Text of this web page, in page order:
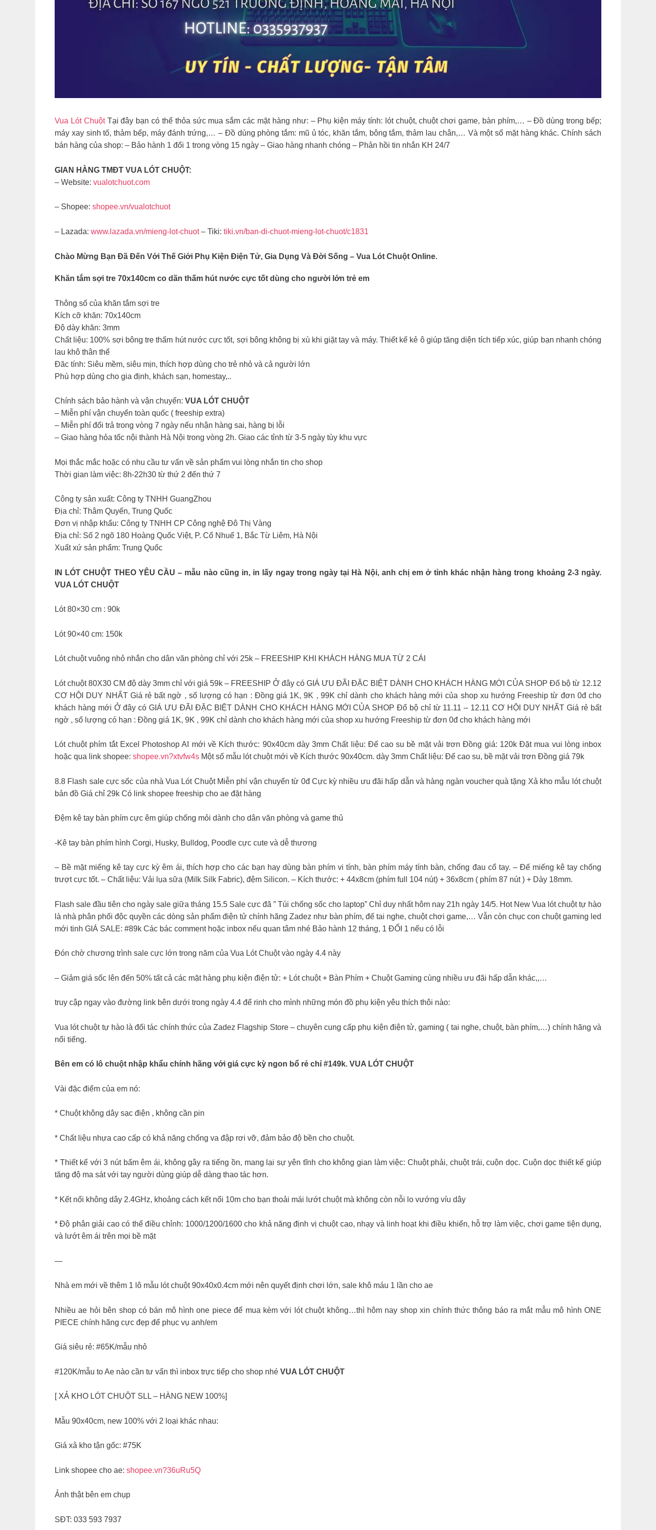
Vua Lót ChuộtTại đây bạn có thể thỏa sức mua sắm các mặt hàng như: – Phụ kiện máy tính: lót chuột, chuột chơi game, bàn phím,… – Đồ dùng trong bếp;
máy xay sinh tố, thảm bếp, máy đánh trứng,… – Đồ dùng phòng tắm: mũ ủ tóc, khăn tắm, bông tắm, thảm lau chân,… Và một số mặt hàng khác. Chính sách
bán hàng của shop: – Bảo hành 1 đổi 1 trong vòng 15 ngày – Giao hàng nhanh chóng – Phản hồi tin nhắn KH 24/7
GIAN HÀNG TMĐT VUA LÓT CHUỘT:
– Website: vualotchuot.com
– Shopee: shopee.vn/vualotchuot
– Lazada: www.lazada.vn/mieng-lot-chuot– Tiki: tiki.vn/ban-di-chuot-mieng-lot-chuot/c1831
Chào Mừng Bạn Đã Đến Với Thế Giới Phụ Kiện Điện Tử, Gia Dụng Và Đời Sống – Vua Lót Chuột Online.
Khăn tắm sợi tre 70x140cm co dãn thấm hút nước cực tốt dùng cho người lớn trẻ em
Thông số của khăn tắm sợi tre
Kích cỡ khăn: 70x140cm
Độ dày khăn: 3mm
Chất liệu: 100% sợi bông tre thấm hút nước cực tốt, sợi bông không bị xù khi giặt tay và máy. Thiết kế kẻ ô giúp tăng diện tích tiếp xúc, giúp bạn nhanh chóng
lau khô thân thể
Đăc tính: Siêu mềm, siêu mịn, thích hợp dùng cho trẻ nhỏ và cả người lớn
Phù hợp dùng cho gia định, khách sạn, homestay,..
Chính sách bảo hành và vận chuyển: VUA LÓT CHUỘT
– Miễn phí vận chuyển toàn quốc ( freeship extra)
– Miễn phí đổi trả trong vòng 7 ngày nếu nhận hàng sai, hàng bị lỗi
– Giao hàng hỏa tốc nội thành Hà Nội trong vòng 2h. Giao các tỉnh từ 3-5 ngày tùy khu vực
Mọi thắc mắc hoặc có nhu cầu tư vấn về sản phẩm vui lòng nhắn tin cho shop
Thời gian làm việc: 8h-22h30 từ thứ 2 đến thứ 7
Công ty sản xuất: Công ty TNHH GuangZhou
Địa chỉ: Thâm Quyến, Trung Quốc
Đơn vị nhập khẩu: Công ty TNHH CP Công nghệ Đô Thị Vàng
Địa chỉ: Số 2 ngõ 180 Hoàng Quốc Việt, P. Cổ Nhuế 1, Bắc Từ Liêm, Hà Nội
Xuất xứ sản phẩm: Trung Quốc
IN LÓT CHUỘT THEO YÊU CẦU – mẫu nào cũng in, in lấy ngay trong ngày tại Hà Nội, anh chị em ở tỉnh khác nhận hàng trong khoảng 2-3 ngày.
VUA LÓT CHUỘT
Lót 80×30 cm : 90k
Lót 90×40 cm: 150k
Lót chuột vuông nhỏ nhắn cho dân văn phòng chỉ với 25k – FREESHIP KHI KHÁCH HÀNG MUA TỪ 2 CÁI
Lót chuột 80X30 CM độ dày 3mm chỉ với giá 59k – FREESHIP Ở đây có GIÁ ƯU ĐÃI ĐẶC BIỆT DÀNH CHO KHÁCH HÀNG MỚI CỦA SHOP Đổ bộ từ 12.12
CƠ HỘI DUY NHẤT Giá rẻ bất ngờ , số lượng có hạn : Đồng giá 1K, 9K , 99K chỉ dành cho khách hàng mới của shop xu hướng Freeship từ đơn 0đ cho
khách hàng mới Ở đây có GIÁ ƯU ĐÃI ĐẶC BIỆT DÀNH CHO KHÁCH HÀNG MỚI CỦA SHOP Đổ bộ chỉ từ 11.11 – 12.11 CƠ HỘI DUY NHẤT Giá rẻ bất
ngờ , số lượng có hạn : Đồng giá 1K, 9K , 99K chỉ dành cho khách hàng mới của shop xu hướng Freeship từ đơn 0đ cho khách hàng mới
Lót chuột phím tắt Excel Photoshop AI mới về Kích thước: 90x40cm dày 3mm Chất liệu: Đế cao su bề mặt vải trơn Đồng giá: 120k Đặt mua vui lòng inbox
hoặc qua link shopee: shopee.vn?xtvfw4s Một số mẫu lót chuột mới về Kích thước 90x40cm. dày 3mm Chất liệu: Đế cao su, bề mặt vải trơn Đồng giá 79k
8.8 Flash sale cực sốc của nhà Vua Lót Chuột Miễn phí vận chuyển từ 0đ Cực kỳ nhiều ưu đãi hấp dẫn và hàng ngàn voucher quà tặng Xả kho mẫu lót chuột
bản đồ Giá chỉ 29k Có link shopee freeship cho ae đặt hàng
Đệm kê tay bàn phím cực êm giúp chống mỏi dành cho dân văn phòng và game thủ
-Kê tay bàn phím hình Corgi, Husky, Bulldog, Poodle cực cute và dễ thương
– Bề mặt miếng kê tay cực kỳ êm ái, thích hợp cho các bạn hay dùng bàn phím vi tính, bàn phím máy tính bàn, chống đau cổ tay. – Đế miếng kê tay chống
trượt cực tốt. – Chất liệu: Vải lụa sữa (Milk Silk Fabric), đệm Silicon. – Kích thước: + 44x8cm (phím full 104 nút) + 36x8cm ( phím 87 nút ) + Dày 18mm.
Flash sale đầu tiên cho ngày sale giữa tháng 15.5 Sale cực đã ” Túi chống sốc cho laptop” Chỉ duy nhất hôm nay 21h ngày 14/5. Hot New Vua lót chuột tự hào
là nhà phân phối độc quyền các dòng sản phẩm điện tử chính hãng Zadez như bàn phím, đế tai nghe, chuột chơi game,… Vẫn còn chục con chuột gaming led
mới tinh GIÁ SALE: #89k Các bác comment hoặc inbox nếu quan tâm nhé Bảo hành 12 tháng, 1 ĐỔI 1 nếu có lỗi
Đón chờ chương trình sale cực lớn trong năm của Vua Lót Chuột vào ngày 4.4 này
– Giảm giá sốc lên đến 50% tất cả các mặt hàng phụ kiện điện tử: + Lót chuột + Bàn Phím + Chuột Gaming cùng nhiều ưu đãi hấp dẫn khác,,…
truy cập ngay vào đường link bên dưới trong ngày 4.4 để rinh cho mình những món đồ phụ kiện yêu thích thôi nào:
Vua lót chuột tự hào là đối tác chính thức của Zadez Flagship Store – chuyên cung cấp phụ kiện điện tử, gaming ( tai nghe, chuột, bàn phím,…) chính hãng và
nổi tiếng.
Bên em có lô chuột nhập khẩu chính hãng với giá cực kỳ ngon bổ rẻ chỉ #149k. VUA LÓT CHUỘT
Vài đặc điểm của em nó:
* Chuột không dây sạc điện , không cần pin
* Chất liệu nhựa cao cấp có khả năng chống va đập rơi vỡ, đảm bảo độ bền cho chuột.
* Thiết kế với 3 nút bấm êm ái, không gây ra tiếng ồn, mang lại sự yên tĩnh cho không gian làm việc: Chuột phải, chuột trái, cuộn dọc. Cuộn dọc thiết kế giúp
tăng độ ma sát với tay người dùng giúp dễ dàng thao tác hơn.
* Kết nối không dây 2.4GHz, khoảng cách kết nối 10m cho bạn thoải mái lướt chuột mà không còn nỗi lo vướng víu dây
* Độ phân giải cao có thể điều chỉnh: 1000/1200/1600 cho khả năng định vị chuột cao, nhạy và linh hoạt khi điều khiển, hỗ trợ làm việc, chơi game tiện dụng,
và lướt êm ái trên mọi bề mặt
—
Nhà em mới về thêm 1 lô mẫu lót chuột 90x40x0.4cm mới nên quyết định chơi lớn, sale khô máu 1 lần cho ae
Nhiều ae hỏi bên shop có bán mô hình one piece để mua kèm với lót chuột không…thì hôm nay shop xin chính thức thông báo ra mắt mẫu mô hình ONE
PIECE chính hãng cực đẹp để phục vụ anh/em
Giá siêu rẻ: #65K/mẫu nhỏ
#120K/mẫu to Ae nào cần tư vấn thì inbox trực tiếp cho shop nhé VUA LÓT CHUỘT
[ XẢ KHO LÓT CHUỘT SLL – HÀNG NEW 100%]
Mẫu 90x40cm, new 100% với 2 loại khác nhau:
Giá xả kho tận gốc: #75K
Link shopee cho ae: shopee.vn?36uRu5Q
Ảnh thật bên em chụp
SĐT: 033 593 7937